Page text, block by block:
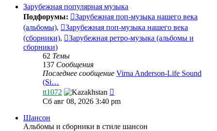
сообщению
Зарубежная популярная музыка
Подфорумы:
Зарубежная поп-музыка нашего века
(альбомы),
Зарубежная поп-музыка нашего века
(сборники),
Зарубежная ретро-музыка (альбомы и
сборники)
62 Темы
137 Сообщения
Последнее сообщение Virna Anderson-Life Sound
(Si…
tt1072
к
Сб авг 08, 2026 3:40 pm
Шансон
Альбомы и сборники в стиле шансон